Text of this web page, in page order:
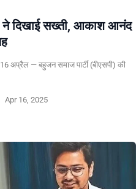
ने दिखाई सख्ती, आकाश आनंद
अप्रैल — बहुजन समाज पार्टी (बीएसपी) की
Apr 16, 2025